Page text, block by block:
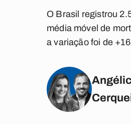
O Brasil registrou
média móvel de
a variação foi de